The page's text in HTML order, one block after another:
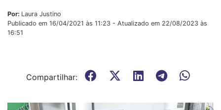
Por: Laura Justino
Publicado em 16/04/2021 às 11:23 - Atualizado em 22/08/2023 às
16:51
Compartilhar: